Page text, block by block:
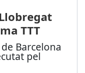
TTT
Barcelona
pel